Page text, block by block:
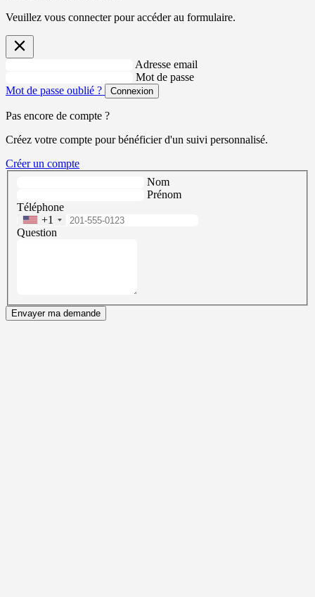
Veuillez vous connecter pour accéder au formulaire.
Adresse email
Mot de passe
Mot de passe oublié ?
Connexion
Pas encore de compte ?
Créez votre compte pour bénéficier d'un suivi personnalisé.
Créer un compte
Nom
Prénom
Téléphone
+1
Question
Envayer ma demande